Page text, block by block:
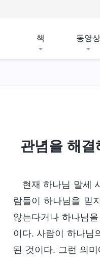
책 동영상
관념을 해
현재 하나님 말세
람들이 하나님을 믿
않는다거나 하나님
이다. 사람이 하나님
된 것이다. 그런 의